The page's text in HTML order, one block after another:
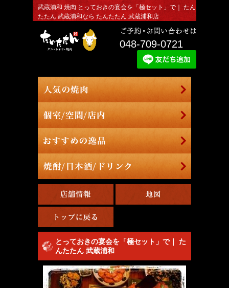
武蔵浦和 焼肉 とっておきの宴会を「極セット」で｜ たん
たたん 武蔵浦和なら たんたたん 武蔵浦和店
048-709-0721
とっておきの宴会を「極セット」で｜ た
んたたん 武蔵浦和